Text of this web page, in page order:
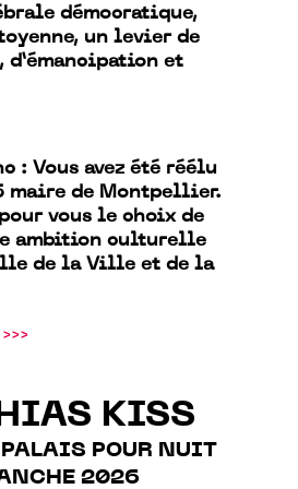
démocratique,
un levier de
d’émancipation et
: Vous avez été réélu
maire de Montpellier.
vous le choix de
ambition culturelle
de la Ville et de la
KISS
POUR NUIT
2026